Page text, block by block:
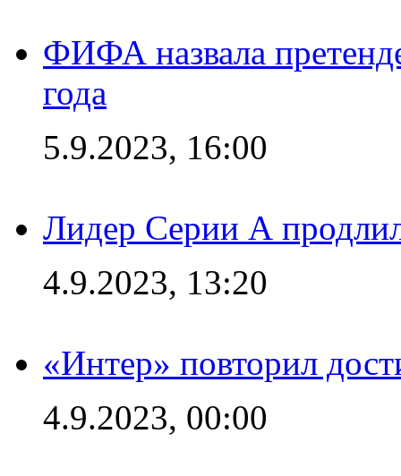
ФИФА назвала
года
5.9.2023, 16:00
Лидер Серии А
4.9.2023, 13:20
«Интер» повторил
4.9.2023, 00:00